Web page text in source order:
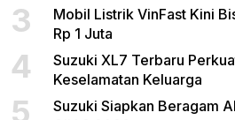
3
Mobil Listrik VinFast Kini
Rp 1 Juta
4
Suzuki XL7 Terbaru
Keselamatan Keluarga
5
Suzuki Siapkan Beragam